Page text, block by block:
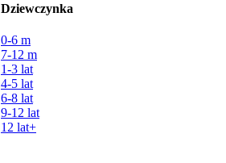
Dziewczynka
0-6 m
7-12 m
1-3 lat
4-5 lat
6-8 lat
9-12 lat
12 lat+